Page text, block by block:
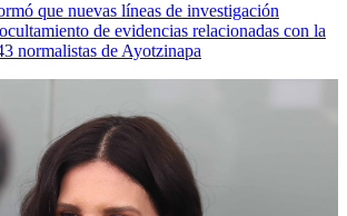
que nuevas líneas de investigación
de evidencias relacionadas con la
normalistas de Ayotzinapa